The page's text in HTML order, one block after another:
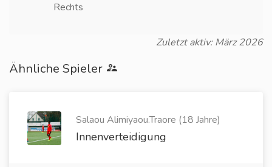
Rechts
Zuletzt aktiv: März 2026
Ähnliche Spieler
Salaou Alimiyaou.Traore (18 Jahre)
Innenverteidigung